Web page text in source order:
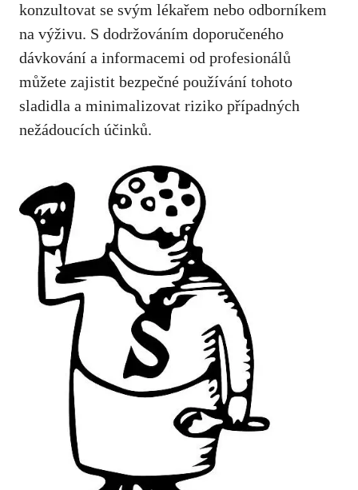
konzultovat se svým lékařem nebo odborníkem
na výživu. S dodržováním doporučeného
dávkování a informacemi od profesionálů
můžete zajistit bezpečné používání tohoto
sladidla a minimalizovat riziko případných
nežádoucích účinků.